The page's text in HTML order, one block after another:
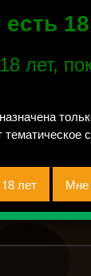
лет,
увидели : 1.
в